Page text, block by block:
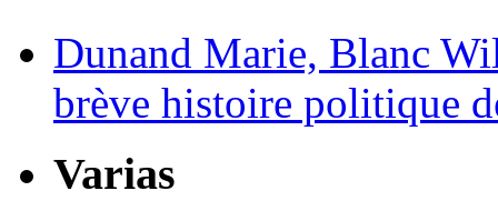
Dunand Marie, Blanc
brève histoire politique
Varias